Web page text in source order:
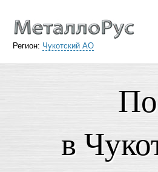
Регион: Чукотский АО
в